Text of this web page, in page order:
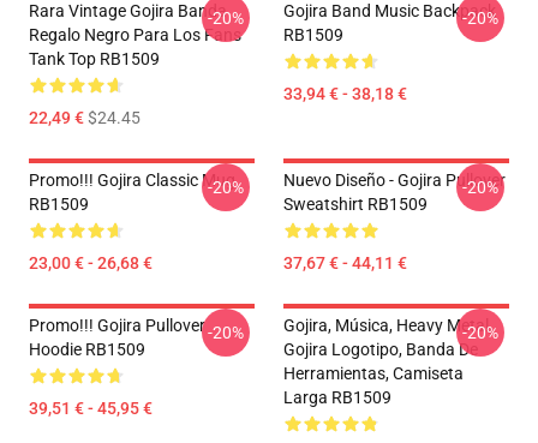
Rara Vintage Gojira Banda
Regalo Negro Para Los Fans
Tank Top RB1509
22,49 €$24.45
-20%
Gojira Band Music Backpack
RB1509
33,94 € - 38,18 €
-20%
Promo!!! Gojira Classic Mug
RB1509
23,00 € - 26,68 €
-20%
Nuevo Diseño - Gojira Pullover
Sweatshirt RB1509
37,67 € - 44,11 €
-20%
Promo!!! Gojira Pullover
Hoodie RB1509
39,51 € - 45,95 €
-20%
Gojira, Música, Heavy Metal,
Gojira Logotipo, Banda De
Herramientas, Camiseta
Larga RB1509
-20%